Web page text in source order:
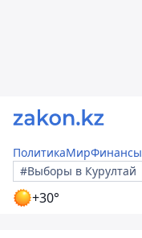
ПолитикаМирФинансы
#Выборы в Курултай
+30°